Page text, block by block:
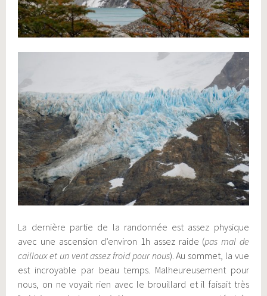
La dernière partie de la randonnée est assez physique
avec une ascension d’environ 1h assez raide (pas mal de
cailloux et un vent assez froid pour nous). Au sommet, la vue
est incroyable par beau temps. Malheureusement pour
nous, on ne voyait rien avec le brouillard et il faisait très